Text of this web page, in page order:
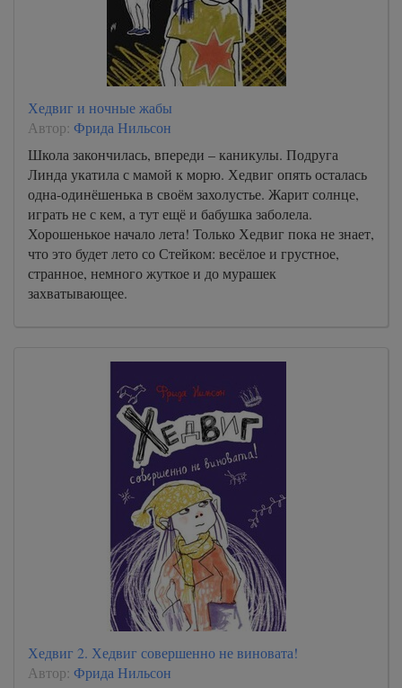
Хедвиг и ночные жабы
Автор: Фрида Нильсон
Школа закончилась, впереди – каникулы. Подруга
Линда укатила с мамой к морю. Хедвиг опять осталась
одна-одинёшенька в своём захолустье. Жарит солнце,
играть не с кем, а тут ещё и бабушка заболела.
Хорошенькое начало лета! Только Хедвиг пока не знает,
что это будет лето со Стейком: весёлое и грустное,
странное, немного жуткое и до мурашек
захватывающее.
Хедвиг 2. Хедвиг совершенно не виновата!
Автор: Фрида Нильсон